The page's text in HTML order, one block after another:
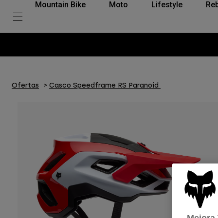
Mountain Bike Moto Lifestyle
Ofertas Casco Speedframe RS Paranoid